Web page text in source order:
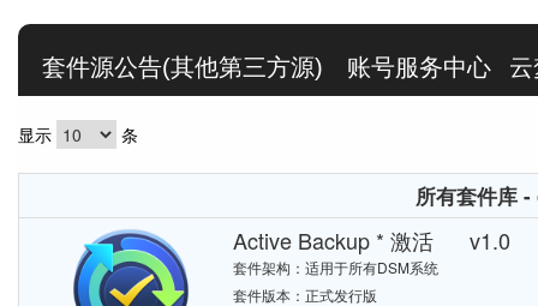
套件源公告(其他第三方源) 账号服务中心
显示 条
所有套件库
Active Backup * 激活 v1.0
套件架构：适用于所有DSM系统
套件版本：正式发行版